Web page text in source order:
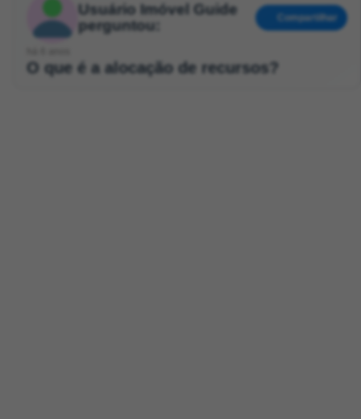
Usuário Imóvel Guide
perguntou:
Compartilhar
O que é a alocação de recursos?